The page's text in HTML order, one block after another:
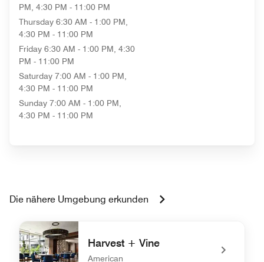
PM, 4:30 PM - 11:00 PM
Thursday 6:30 AM - 1:00 PM,
4:30 PM - 11:00 PM
Friday 6:30 AM - 1:00 PM, 4:30
PM - 11:00 PM
Saturday 7:00 AM - 1:00 PM,
4:30 PM - 11:00 PM
Sunday 7:00 AM - 1:00 PM,
4:30 PM - 11:00 PM
Die nähere Umgebung erkunden
Harvest + Vine
American